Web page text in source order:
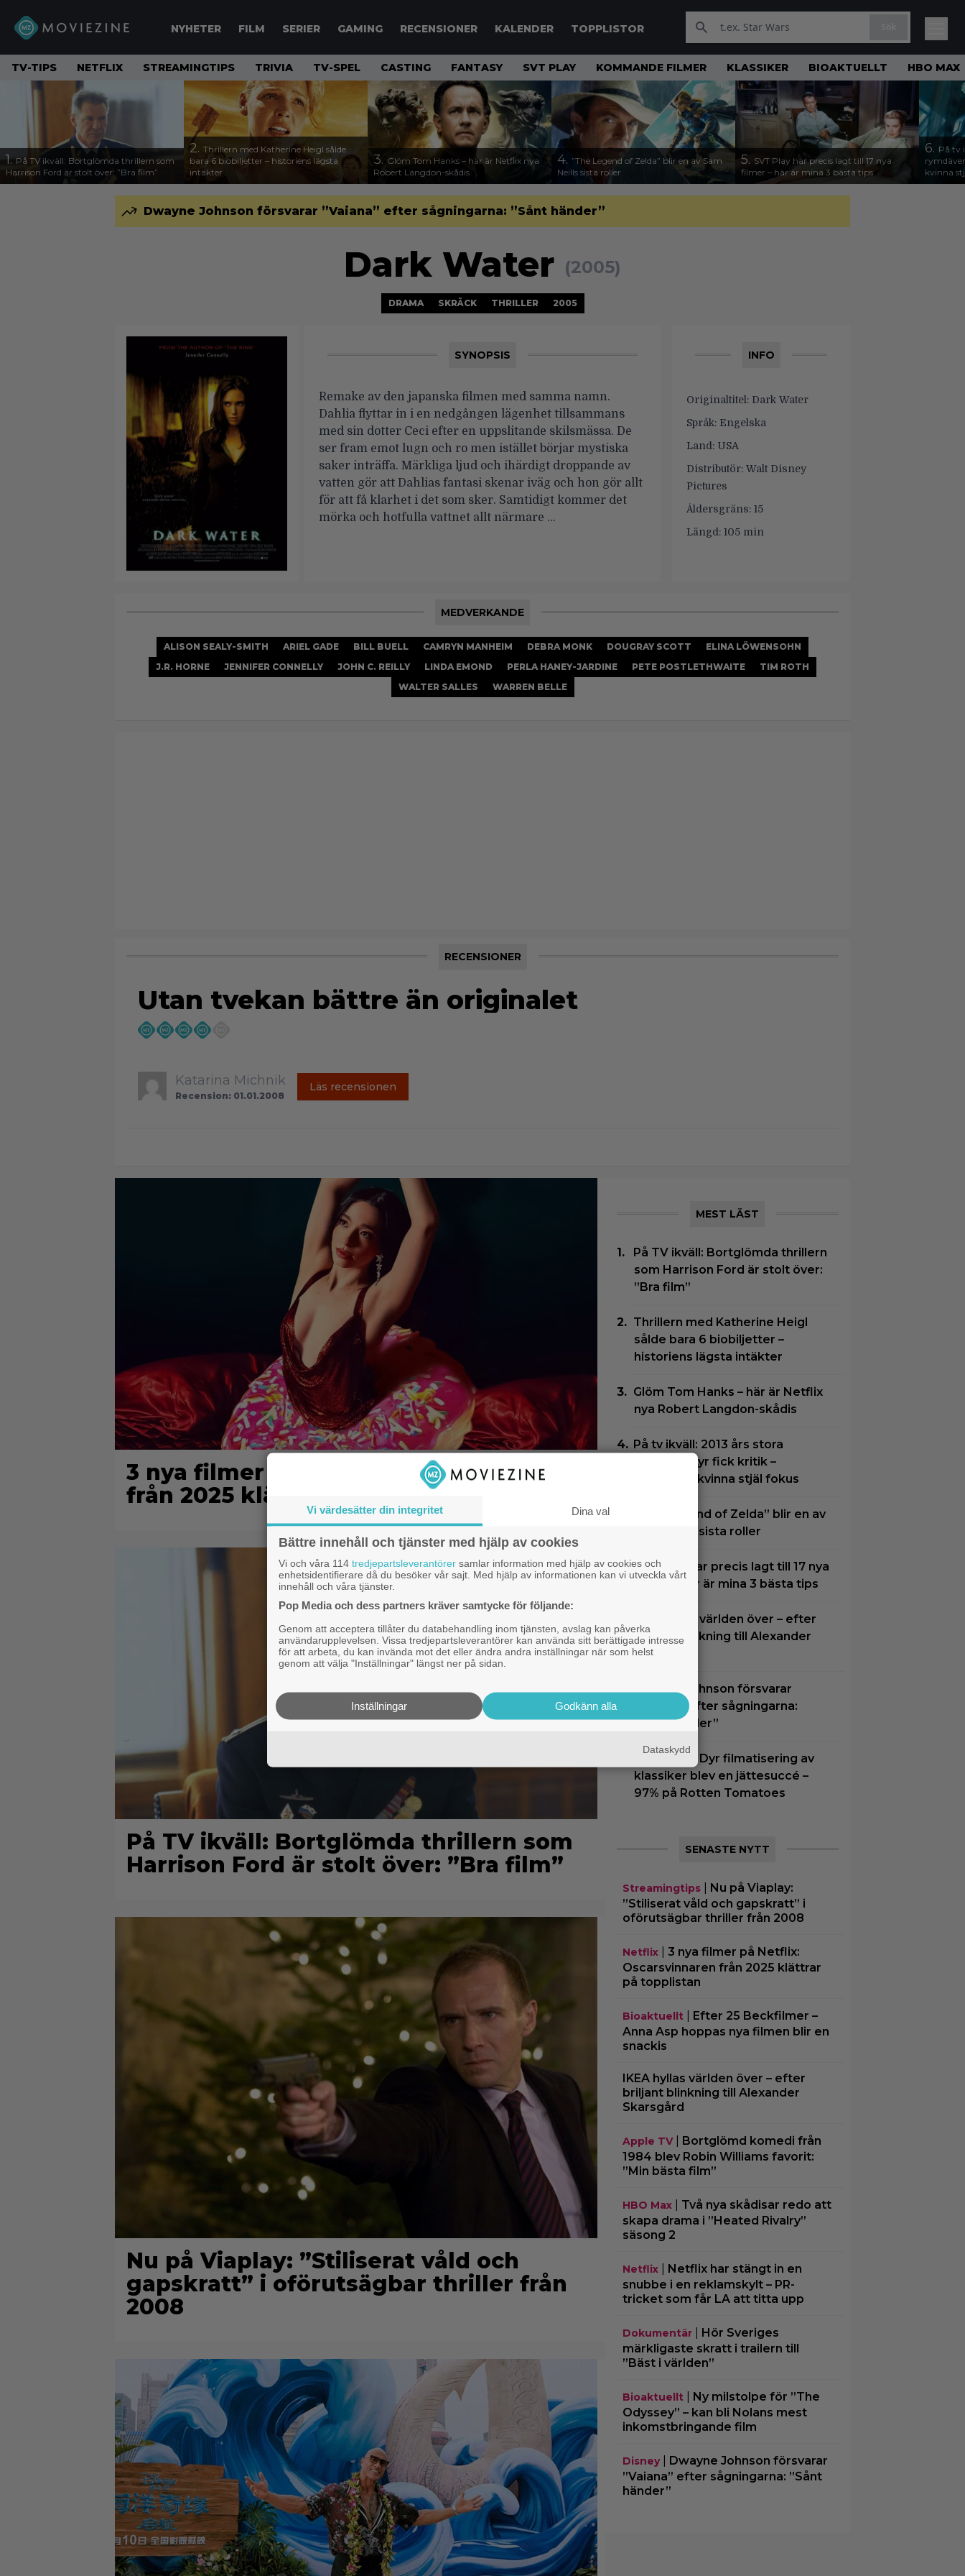
NYHETER FILM SERIER GAMING RECENSIONER KALENDER TOPPLISTOR
TV-TIPS NETFLIX STREAMINGTIPS TRIVIA TV-SPEL CASTING FANTASY SVT PLAY KOMMANDE FILMER KLASSIKER BIOAKTUELLT HBO MAX
1. På TV ikväll: Bortglömda thrillern som
Harrison Ford är stolt över: ”Bra film”
2. Thrillern med Katherine Heigl sålde
bara 6 biobiljetter – historiens lägsta
intäkter
3. Glöm Tom Hanks – här är Netflix nya
Robert Langdon-skådis
4. ”The Legend of Zelda” blir en av Sam
Neills sista roller
5. SVT Play har precis lagt till 17 nya
filmer – här är mina 3 bästa tips
6. På tv
kvinna
Dwayne Johnson försvarar ”Vaiana” efter sågningarna: ”Sånt händer”
Dark Water (2005)
DRAMA SKRÄCK THRILLER 2005
SYNOPSIS
Remake av den japanska filmen med samma namn.
Dahlia flyttar in i en nedgången lägenhet tillsammans
med sin dotter Ceci efter en uppslitande skilsmässa. De
ser fram emot lugn och ro men istället börjar mystiska
saker inträffa. Märkliga ljud och ihärdigt droppande av
vatten gör att Dahlias fantasi skenar iväg och hon gör allt
för att få klarhet i det som sker. Samtidigt kommer det
mörka och hotfulla vattnet allt närmare …
INFO
Originaltitel: Dark Water
Språk: Engelska
Land: USA
Distributör: Walt Disney
Pictures
Åldersgräns: 15
Längd: 105 min
MEDVERKANDE
ALISON SEALY-SMITH ARIEL GADE BILL BUELL CAMRYN MANHEIM DEBRA MONK DOUGRAY SCOTT
ELINA LÖWENSOHN
J.R. HORNE
JENNIFER CONNELLY JOHN C. REILLY LINDA EMOND PERLA HANEY-JARDINE PETE POSTLETHWAITE
TIM ROTH
WALTER SALLES
WARREN BELLE
RECENSIONER
Utan tvekan bättre än originalet
Katarina Michnik
Recension: 01.01.2008
Läs recensionen
3 nya filmer på Netflix: Oscarsvinnaren
från 2025 klättrar på topplistan
På TV ikväll: Bortglömda thrillern som
Harrison Ford är stolt över: ”Bra film”
Nu på Viaplay: ”Stiliserat våld och
gapskratt” i oförutsägbar thriller från
2008
MEST LÄST
På TV ikväll: Bortglömda thrillern
som Harrison Ford är stolt över:
”Bra film”
Thrillern med Katherine Heigl
sålde bara 6 biobiljetter –
historiens lägsta intäkter
Glöm Tom Hanks – här är Netflix
nya Robert Langdon-skådis
På tv ikväll: 2013 års stora
rymdäventyr fick kritik –
halvnaken kvinna stjäl fokus
”The Legend of Zelda” blir en av
Sam Neills sista roller
SVT Play har precis lagt till 17 nya
filmer – här är mina 3 bästa tips
IKEA hyllas världen över – efter
briljant blinkning till Alexander
Skarsgård
Dwayne Johnson försvarar
”Vaiana” efter sågningarna:
”Sånt händer”
Inatt på tv: Dyr filmatisering av
klassiker blev en jättesuccé –
97% på Rotten Tomatoes
SENASTE NYTT
Streamingtips| Nu på Viaplay:
”Stiliserat våld och gapskratt” i
oförutsägbar thriller från 2008
Netflix| 3 nya filmer på Netflix:
Oscarsvinnaren från 2025 klättrar
på topplistan
Bioaktuellt
Efter 25 Beckfilmer –
Anna Asp hoppas nya filmen blir en
snackis
IKEA hyllas världen över – efter
briljant blinkning till Alexander
Skarsgård
Apple TV| Bortglömd komedi från
1984 blev Robin Williams favorit:
”Min bästa film”
HBO Max| Två nya skådisar redo att
skapa drama i ”Heated Rivalry”
säsong 2
Netflix| Netflix har stängt in en
snubbe i en reklamskylt – PR-
tricket som får LA att titta upp
Dokumentär| Hör Sveriges
märkligaste skratt i trailern till
”Bäst i världen”
Bioaktuellt
Ny milstolpe för ”The
Odyssey” – kan bli Nolans mest
inkomstbringande film
Disney| Dwayne Johnson försvarar
”Vaiana” efter sågningarna: ”Sånt
händer”
Vi värdesätter din integritet Dina val
Bättre innehåll och tjänster med hjälp av cookies
Vi och våra 114 tredjepartsleverantörer samlar information med hjälp av cookies och
enhetsidentifierare då du besöker vår sajt. Med hjälp av informationen kan vi utveckla vårt
innehåll och våra tjänster.
Pop Media och dess partners kräver samtycke för följande:
Genom att acceptera tillåter du databehandling inom tjänsten, avslag kan påverka
användarupplevelsen. Vissa tredjepartsleverantörer kan använda sitt berättigade intresse
för att arbeta, du kan invända mot det eller ändra andra inställningar när som helst
genom att välja "Inställningar" längst ner på sidan.
Godkänn alla
Inställningar
Dataskydd